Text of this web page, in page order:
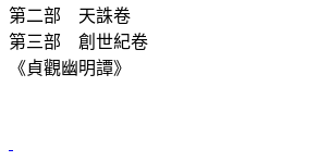
第二部 天誅卷
第三部 創世紀卷
《貞觀幽明譚》